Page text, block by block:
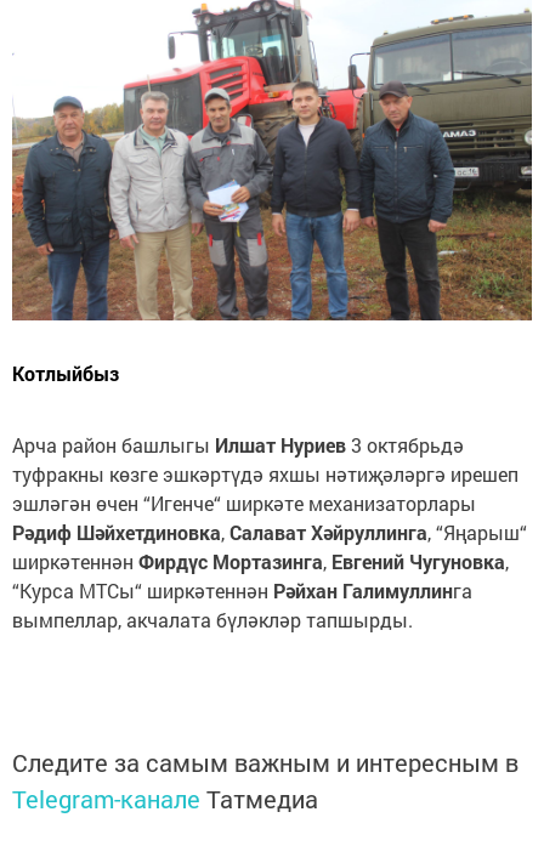
Котлыйбыз
Арча район башлыгы Илшат Нуриев3 октябрьдә
туфракны көзге эшкәртүдә яхшы нәтиҗәләргә ирешеп
эшләгән өчен “Игенче“ ширкәте механизаторлары
Рәдиф Шәйхетдиновка,Салават Хәйруллинга, “Яңарыш“
ширкәтеннән Фирдүс Мортазинга, Евгений Чугуновка,
“Курса МТСы“ ширкәтеннән Рәйхан Галимуллинга
вымпеллар, акчалата бүләкләр тапшырды.
Следите за самым важным и интересным в
Telegram-канале Татмедиа